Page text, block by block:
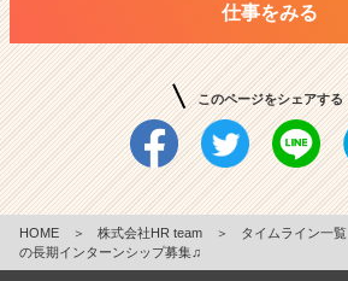
仕事をみる
このページをシェアする
HOME ＞ 株式会社HR team ＞ タイムライン一覧
の長期インターンシップ募集♫